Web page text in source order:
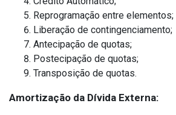
Reprogramação entre elementos;
Liberação de contingenciamento;
Antecipação de quotas;
Postecipação de quotas;
Transposição de quotas.
Amortização da Dívida Externa: